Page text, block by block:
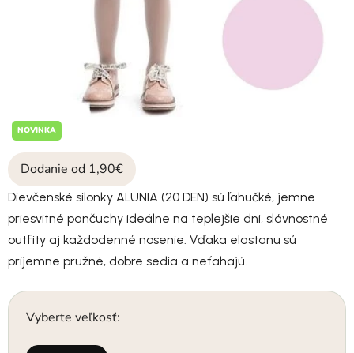
Dodanie od 1,90€
Dievčenské silonky ALUNIA (20 DEN) sú ľahučké, jemne
priesvitné pančuchy ideálne na teplejšie dni, slávnostné
outfity aj každodenné nosenie. Vďaka elastanu sú
príjemne pružné, dobre sedia a neťahajú.
Vyberte veľkosť:
NOVINKA